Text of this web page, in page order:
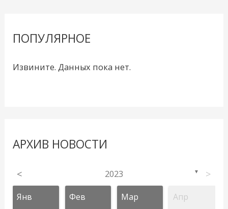
ПОПУЛЯРНОЕ
Извините. Данных пока нет.
АРХИВ НОВОСТИ
< 2023 ▼ >
Янв Фев Мар Апр